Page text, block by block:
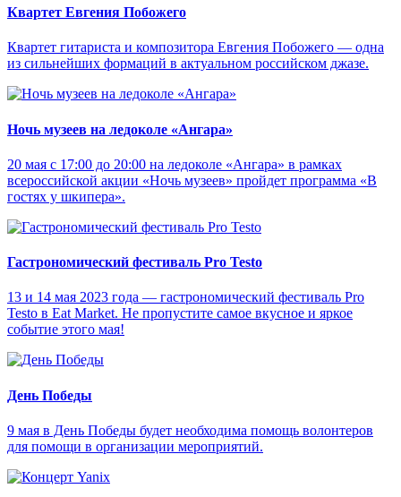
Квартет Евгения Побожего
Квартет гитариста и композитора Евгения Побожего — одна
из сильнейших формаций в актуальном российском джазе.
Ночь музеев на ледоколе «Ангара»
20 мая с 17:00 до 20:00 на ледоколе «Ангара» в рамках
всероссийской акции «Ночь музеев» пройдет программа «В
гостях у шкипера».
Гастрономический фестиваль Pro Testo
13 и 14 мая 2023 года — гастрономический фестиваль Pro
Testo в Eat Market. Не пропустите самое вкусное и яркое
событие этого мая!
День Победы
9 мая в День Победы будет необходима помощь волонтеров
для помощи в организации мероприятий.